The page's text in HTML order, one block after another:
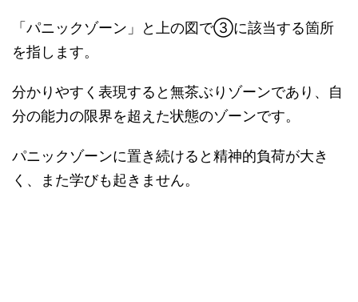
「パニックゾーン」と上の図で③に該当する箇所
を指します。
分かりやすく表現すると無茶ぶりゾーンであり、自
分の能力の限界を超えた状態のゾーンです。
パニックゾーンに置き続けると精神的負荷が大き
く、また学びも起きません。